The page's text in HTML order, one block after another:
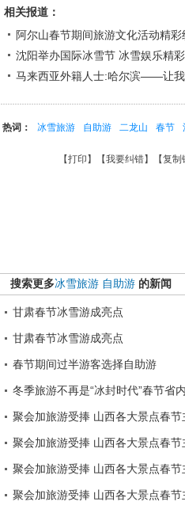
相关报道：
阿尔山春节期间旅游文化活动精彩
沈阳举办国际冰雪节 冰雪娱乐精
马来西亚外籍人士:哈尔滨――让
热词： 冰雪旅游 自助游 二龙山 春节
【打印 】【我要纠错】【复制
搜索更多冰雪旅游 自助游 的新闻
甘肃春节冰雪游成亮点
甘肃春节冰雪游成亮点
春节期间过半游客选择自助游
冬季旅游不再是“冰封时代”春节省
聚会加旅游受捧 山西各大景点春节
聚会加旅游受捧 山西各大景点春节
聚会加旅游受捧 山西各大景点春节
聚会加旅游受捧 山西各大景点春节